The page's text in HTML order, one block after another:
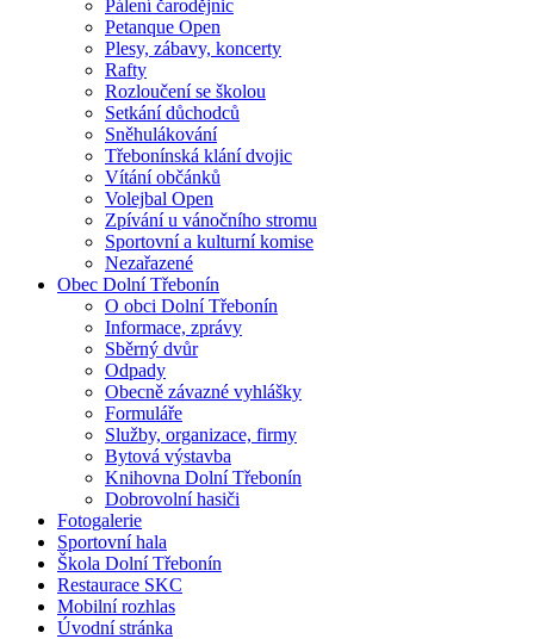
Pálení čarodějnic
Petanque Open
Plesy, zábavy, koncerty
Rafty
Rozloučení se školou
Setkání důchodců
Sněhulákování
Třebonínská klání dvojic
Vítání občánků
Volejbal Open
Zpívání u vánočního stromu
Sportovní a kulturní komise
Nezařazené
Obec Dolní Třebonín
O obci Dolní Třebonín
Informace, zprávy
Sběrný dvůr
Odpady
Obecně závazné vyhlášky
Formuláře
Služby, organizace, firmy
Bytová výstavba
Knihovna Dolní Třebonín
Dobrovolní hasiči
Fotogalerie
Sportovní hala
Škola Dolní Třebonín
Restaurace SKC
Mobilní rozhlas
Úvodní stránka